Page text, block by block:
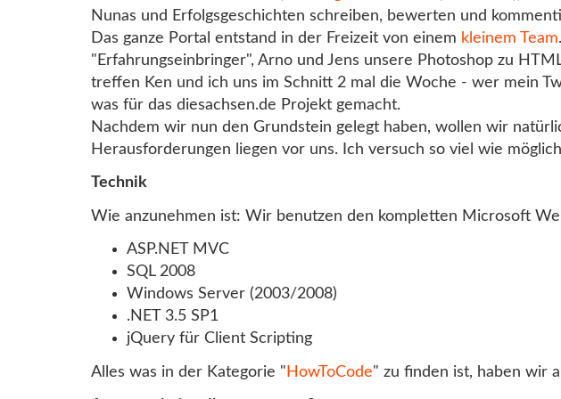
Nunas und Erfolgsgeschichten schreiben, bewerten und
Das ganze Portal entstand in der Freizeit von einem kleinem Team
"Erfahrungseinbringer", Arno und Jens unsere Photoshop zu
treffen Ken und ich uns im Schnitt 2 mal die Woche - wer mein
was für das diesachsen.de Projekt gemacht.
Nachdem wir nun den Grundstein gelegt haben, wollen wir
Herausforderungen liegen vor uns. Ich versuch so viel wie
Technik
Wie anzunehmen ist: Wir benutzen den kompletten Microsoft
ASP.NET MVC
SQL 2008
Windows Server (2003/2008)
.NET 3.5 SP1
jQuery für Client Scripting
Alles was in der Kategorie " HowToCode" zu finden ist, haben wir